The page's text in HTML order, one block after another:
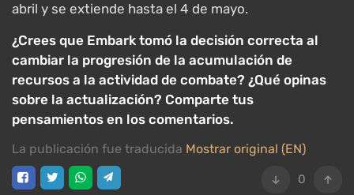
abril y se extiende hasta el 4 de mayo.
¿Crees que Embark tomó la decisión correcta al
cambiar la progresión de la acumulación de
recursos a la actividad de combate? ¿Qué opinas
sobre la actualización? Comparte tus
pensamientos en los comentarios.
La publicación fue traducida Mostrar original (EN)
0